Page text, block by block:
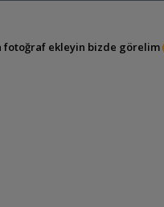
fotoğraf ekleyin bizde görelim